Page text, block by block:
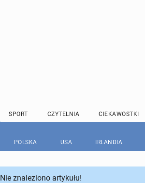
SPORT CZYTELNIA CIEKAWOSTKI
POLSKA USA IRLANDIA
Nie znaleziono artykułu!